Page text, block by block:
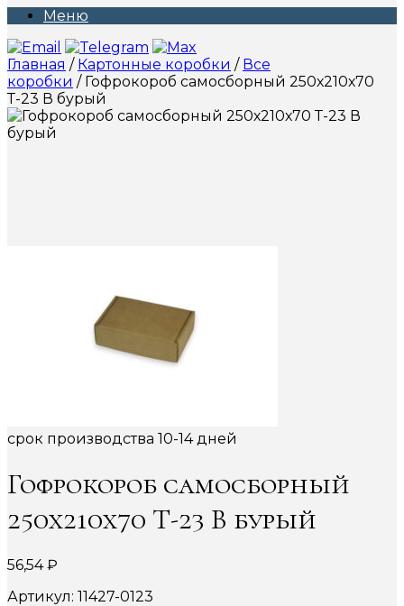
Меню
Главная / Картонные коробки / Все
коробки / Гофрокороб самосборный 250х210х70
Т-23 В бурый
срок производства 10-14 дней
Гофрокороб самосборный
250х210х70 Т-23 В бурый
56,54₽
Артикул: 11427-0123